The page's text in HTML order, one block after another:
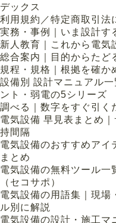
デックス
利用規約／特定商取引法
実務・事例｜いま設計す
新人教育｜これから電気
総合案内｜目的からたど
規程・規格｜根拠を確か
設備別 設計マニュアル
ント・弱電の5シリーズ
調べる｜数字をすぐ引く
電気設備 早見表まとめ
持間隔
電気設備のおすすめアイ
まとめ
電気設備の無料ツール一
（セコサポ）
電気設備の用語集｜現場
ル別に解説
電気設備の設計・施工マ